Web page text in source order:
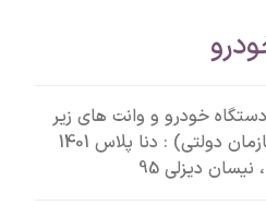
مزایده 3 دستگاه خودرو و وانت های زیر
قیمت (سازمان دولتی) : دنا پلاس 1401
نیسان دیزلی 95